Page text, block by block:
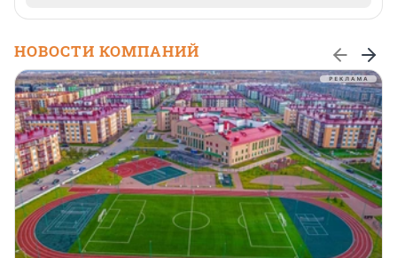
НОВОСТИ КОМПАНИЙ